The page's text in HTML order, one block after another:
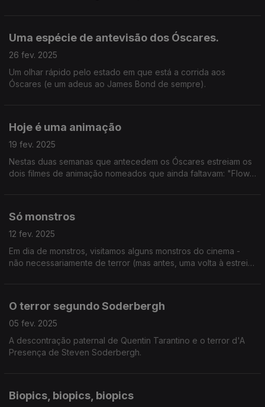
Uma espécie de antevisão dos Óscares.
26 fev. 2025
Um olhar rápido pelo estado em que está a corrida aos
Óscares (e um adeus ao James Bond de sempre).
Hoje é uma animação
19 fev. 2025
Nestas duas semanas que antecedem os Óscares estreiam os
dois filmes de animação nomeados que ainda faltavam: "Flow -
Só monstros
12 fev. 2025
Em dia de monstros, visitamos alguns monstros do cinema -
não necessariamente de terror (mas antes, uma volta à estreia
O terror segundo Soderbergh
05 fev. 2025
A descontração paternal de Quentin Tarantino e o terror d'A
Presença de Steven Soderbergh.
Biopics, biopics, biopics